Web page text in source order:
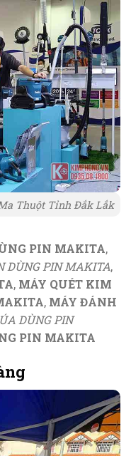
Thuột Tỉnh Đắk Lắk
PIN MAKITA,
DÙNG PIN MAKITA,
, MÁY QUÉT KIM
, MÁY ĐÁNH
DÙNG PIN
PIN MAKITA